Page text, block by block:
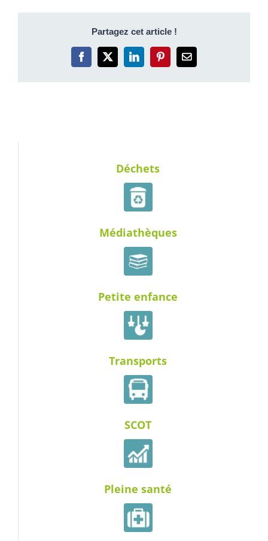
Partagez cet article !
Facebook
X LinkedInPinterestEmail
Déchets
Médiathèques
Petite enfance
Transports
SCOT
Pleine santé